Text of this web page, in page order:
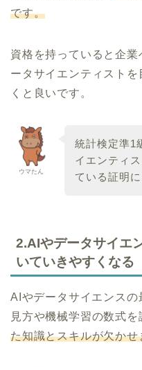
です。
資格を持っていると企
ータサイエンティスト
くと良いです。
ウマたん
統計検定準1
イエンティ
ている証明に
2.AIやデータサイエ
いていきやすくなる
AIやデータサイエンス
見方や機械学習の数式
た知識とスキルが欠かせ